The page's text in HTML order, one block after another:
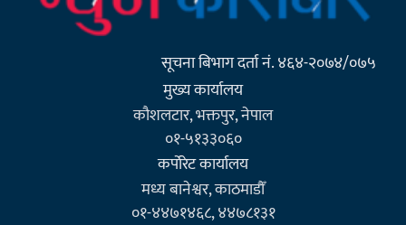
सूचना बिभाग दर्ता नं. ४६४-२०७४/०७५
मुख्य कार्यालय
कौशलटार, भक्तपुर, नेपाल
०१-५१३३०६०
कर्पाेरेट कार्यालय
मध्य बानेश्वर, काठमाडौँ
०१-४४७१४६८, ४४७८१३१